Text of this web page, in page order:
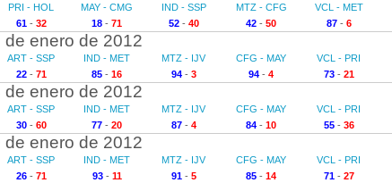
PRI - HOL
61- 32
MAY - CMG
18 - 71
IND - SSP
52- 40
MTZ - CFG
42 - 50
VCL - MET
87- 6
de enero de 2012
ART - SSP
22- 71
IND - MET
85 - 16
MTZ - IJV
94- 3
CFG - MAY
94 - 4
VCL - PRI
73- 21
de enero de 2012
ART - SSP
30- 60
IND - MET
77 - 20
MTZ - IJV
87- 4
CFG - MAY
84 - 10
VCL - PRI
55- 36
de enero de 2012
ART - SSP
26- 71
IND - MET
93- 11
MTZ - IJV
91- 5
CFG - MAY
85 - 14
VCL - PRI
71- 27